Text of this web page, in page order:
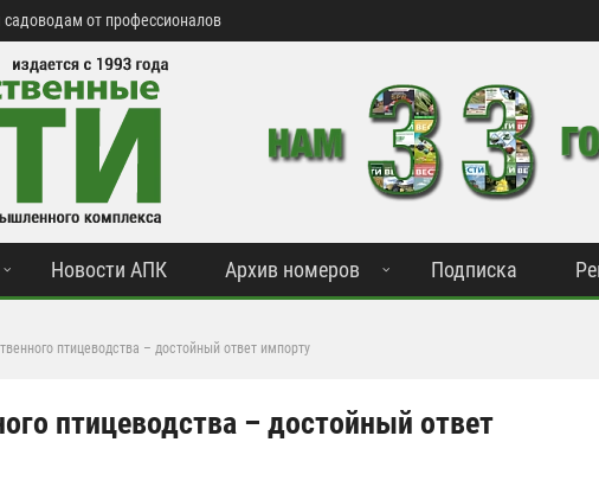
от профессионалов
Новости АПК Архив номеров Подписка
птицеводства – достойный ответ импорту
птицеводства – достойный ответ